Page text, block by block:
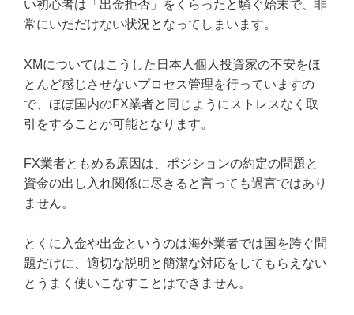
い初心者は「出金拒否」をくらったと騒ぐ始末で、非
常にいただけない状況となってしまいます。
XMについてはこうした日本人個人投資家の不安をほ
とんど感じさせないプロセス管理を行っていますの
で、ほぼ国内のFX業者と同じようにストレスなく取
引をすることが可能となります。
FX業者ともめる原因は、ポジションの約定の問題と
資金の出し入れ関係に尽きると言っても過言ではあり
ません。
とくに入金や出金というのは海外業者では国を跨ぐ問
題だけに、適切な説明と簡潔な対応をしてもらえない
とうまく使いこなすことはできません。